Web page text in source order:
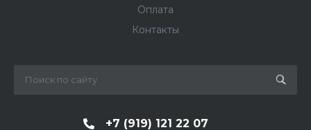
Оплата
Контакты
+7 (919) 121 22 07